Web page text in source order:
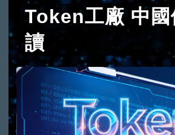
Token工廠 中國
讀